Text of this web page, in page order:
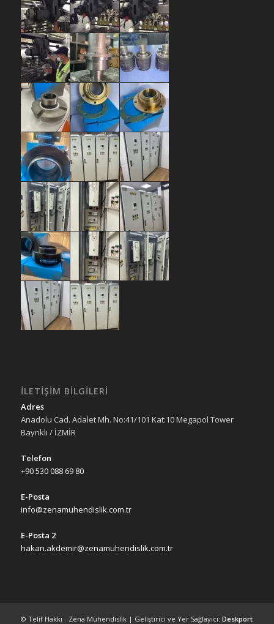
İLETIŞIM BILGILERI
Adres
Anadolu Cad. Adalet Mh. No:41/101 Kat:10 Megapol Tower
Bayrıklı / İZMİR
Telefon
+90 530 088 69 80
E-Posta
info@zenamuhendislik.com.tr
E-Posta 2
hakan.akdemir@zenamuhendislik.com.tr
© Telif Hakkı - Zena Mühendislik | Geliştirici ve Yer Sağlayıcı: Deskport